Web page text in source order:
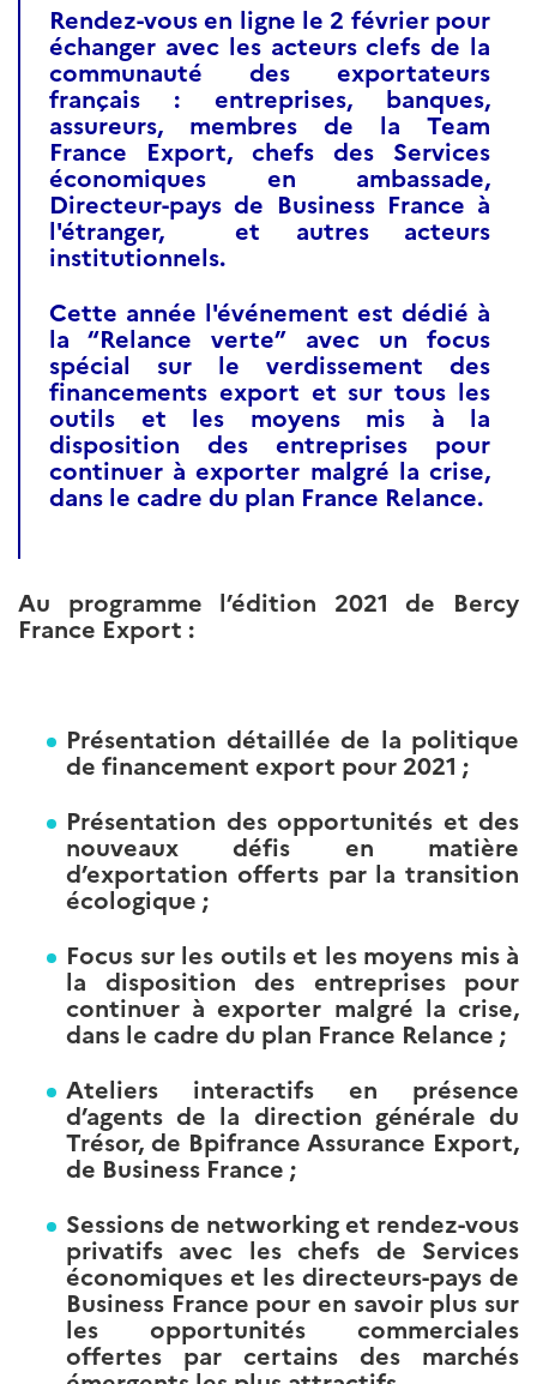
Rendez-vous en ligne le 2 février pour
échanger avec les acteurs clefs de la
communauté des exportateurs
français : entreprises, banques,
assureurs, membres de la Team
France Export, chefs des Services
économiques en ambassade,
Directeur-pays de Business France à
l'étranger, et autres acteurs
institutionnels.
Cette année l'événement est dédié à
la “Relance verte” avec un focus
spécial sur le verdissement des
financements export et sur tous les
outils et les moyens mis à la
disposition des entreprises pour
continuer à exporter malgré la crise,
dans le cadre du plan France Relance.
Au programme l’édition 2021 de Bercy
France Export :
Présentation détaillée de la politique
de financement export pour 2021 ;
Présentation des opportunités et des
nouveaux défis en matière
d’exportation offerts par la transition
écologique ;
Focus sur les outils et les moyens mis à
la disposition des entreprises pour
continuer à exporter malgré la crise,
dans le cadre du plan France Relance ;
Ateliers interactifs en présence
d’agents de la direction générale du
Trésor, de Bpifrance Assurance Export,
de Business France ;
Sessions de networking et rendez-vous
privatifs avec les chefs de Services
économiques et les directeurs-pays de
Business France pour en savoir plus sur
les opportunités commerciales
offertes par certains des marchés